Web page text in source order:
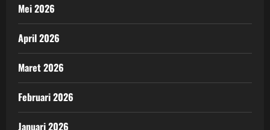
Mei 2026
April 2026
Maret 2026
Februari 2026
Januari 2026